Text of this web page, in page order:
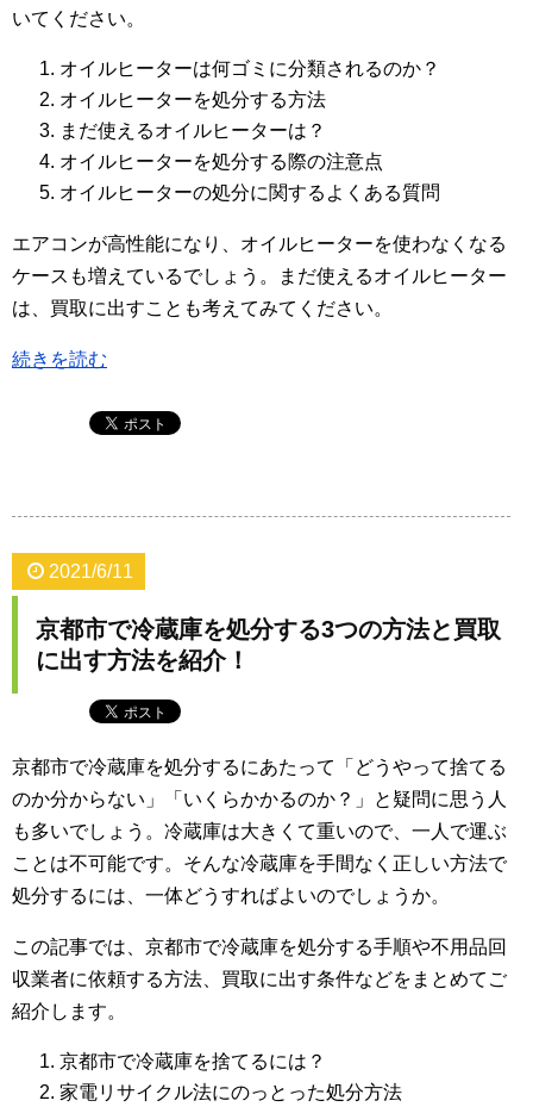
いてください。
オイルヒーターは何ゴミに分類されるのか？
オイルヒーターを処分する方法
まだ使えるオイルヒーターは？
オイルヒーターを処分する際の注意点
オイルヒーターの処分に関するよくある質問
エアコンが高性能になり、オイルヒーターを使わなくなる
ケースも増えているでしょう。まだ使えるオイルヒーター
は、買取に出すことも考えてみてください。
続きを読む
2021/6/11
京都市で冷蔵庫を処分する3つの方法と買取
に出す方法を紹介！
京都市で冷蔵庫を処分するにあたって「どうやって捨てる
のか分からない」「いくらかかるのか？」と疑問に思う人
も多いでしょう。冷蔵庫は大きくて重いので、一人で運ぶ
ことは不可能です。そんな冷蔵庫を手間なく正しい方法で
処分するには、一体どうすればよいのでしょうか。
この記事では、京都市で冷蔵庫を処分する手順や不用品回
収業者に依頼する方法、買取に出す条件などをまとめてご
紹介します。
京都市で冷蔵庫を捨てるには？
家電リサイクル法にのっとった処分方法